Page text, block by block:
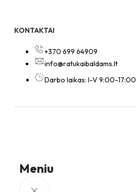
KONTAKTAI
+370 699 64909
info@ratukaibaldams.lt
Darbo laikas: I-V 9:00-17:00
Meniu